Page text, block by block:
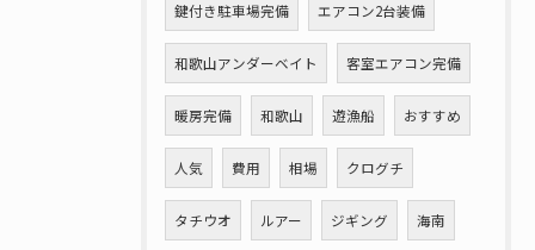
鍵付き駐車場完備 エアコン2台装備
和歌山アンダーベイト 客室エアコン完備
暖房完備 和歌山 遊漁船 おすすめ
人気 費用 相場 クログチ
タチウオ ルアー ジギング 海南